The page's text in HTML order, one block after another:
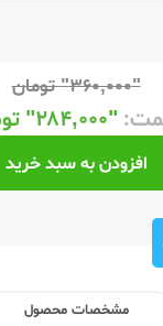
"۳۶۰,۰۰۰" تومان
"۲۸۴,۰۰۰"
افزودن به سبد خرید
مشخصات محصول